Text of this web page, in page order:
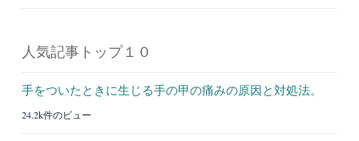
人気記事トップ１０
手をついたときに生じる手の甲の痛みの原因と対処法。
24.2k件のビュー